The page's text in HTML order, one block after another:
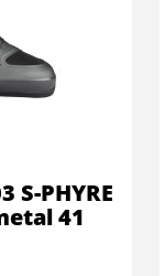
S-PHYRE
41